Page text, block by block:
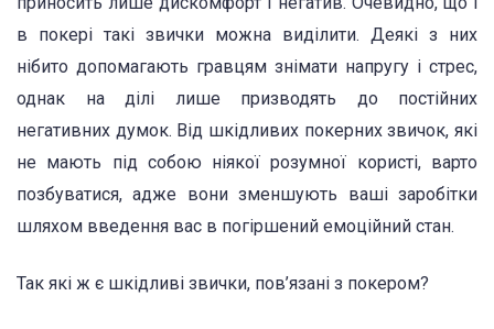
в покері такі звички можна виділити. Деякі з них
нібито допомагають гравцям знімати напругу і стрес,
однак на ділі лише призводять до постійних
негативних думок. Від шкідливих покерних звичок, які
не мають під собою ніякої розумної користі, варто
позбуватися, адже вони зменшують ваші заробітки
шляхом введення вас в погіршений емоційний стан.
Так які ж є шкідливі звички, пов’язані з покером?